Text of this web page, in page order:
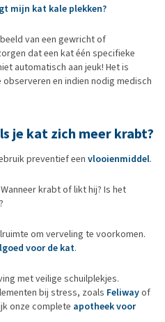
mijn kat kale plekken?
van een gewricht of
dat een kat één specifieke
automatisch aan jeuk! Het is
en indien nodig medisch
je kat zich meer krabt?
preventief een vlooienmiddel.
krabt of likt hij? Is het
om verveling te voorkomen.
voor de kat.
met veilige schuilplekjes.
bij stress, zoals Feliwayof
onze complete apotheek voor